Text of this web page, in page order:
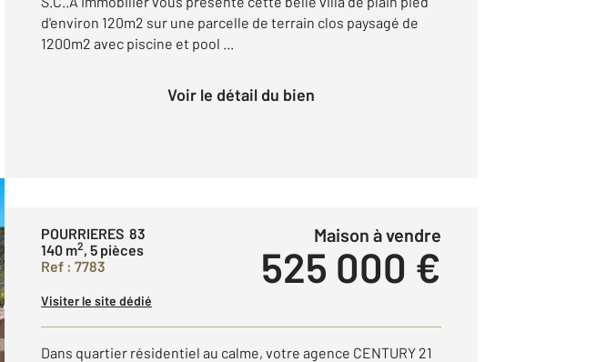
d'environ 120m2 sur une parcelle de terrain clos paysagé de
1200m2 avec piscine et pool ...
Voir le détail du bien
POURRIERES 83
140 m2, 5 pièces
Ref : 7783
Maison à vendre
525 000 €
Visiter le site dédié
Dans quartier résidentiel au calme, votre agence CENTURY 21